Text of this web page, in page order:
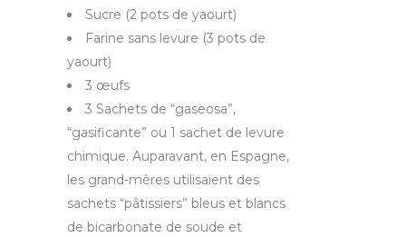
Sucre (2 pots de yaourt)
Farine sans levure (3 pots de
yaourt)
3 œufs
3 Sachets de “gaseosa”,
“gasificante” ou 1 sachet de levure
chimique. Auparavant, en Espagne,
les grand-mères utilisaient des
sachets “pâtissiers” bleus et blancs
de bicarbonate de soude et